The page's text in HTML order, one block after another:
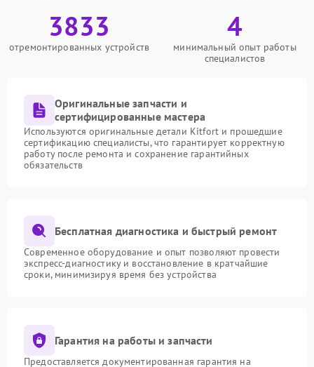
3833
отремонтированных устройств
4
минимальный опыт работы
специалистов
Оригинальные запчасти и
сертифицированные мастера
Используются оригинальные детали Kitfort и прошедшие
сертификацию специалисты, что гарантирует корректную
работу после ремонта и сохранение гарантийных
обязательств
Бесплатная диагностика и быстрый ремонт
Современное оборудование и опыт позволяют провести
экспресс-диагностику и восстановление в кратчайшие
сроки, минимизируя время без устройства
Гарантия на работы и запчасти
Предоставляется документированная гарантия на